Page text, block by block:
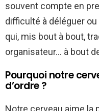
souvent compte en
difficulté à déléguer
qui, mis bout à bout,
organisateur… à bout
Pourquoi notre
d’ordre ?
Notre cerveau aime la